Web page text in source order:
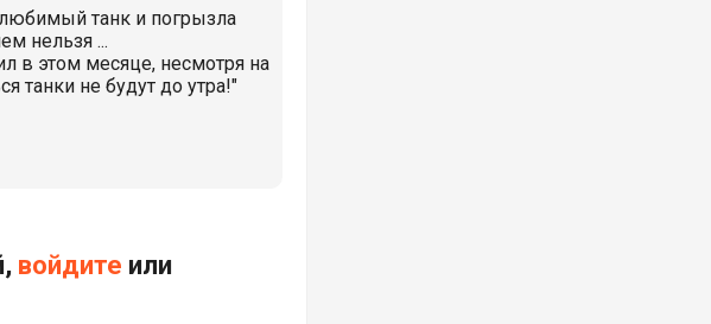
танк и погрызла
нельзя ...
в этом месяце, несмотря на
танки не будут до утра!"
войдите или